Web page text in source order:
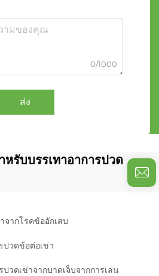
0/1000
ส่ง
หรับบรรเทาอาการปวด
จากโรคข้ออักเสบ
ปวดข้อต่อเข่า
วดเข่าจากบาดเจ็บจากการเล่น